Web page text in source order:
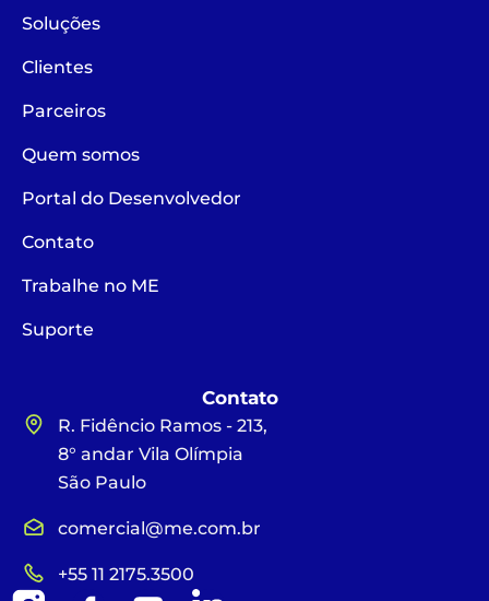
Soluções
Clientes
Parceiros
Quem somos
Portal do Desenvolvedor
Contato
Trabalhe no ME
Suporte
Contato
R. Fidêncio Ramos - 213,
8° andar Vila Olímpia
São Paulo
comercial@me.com.br
+55 11 2175.3500